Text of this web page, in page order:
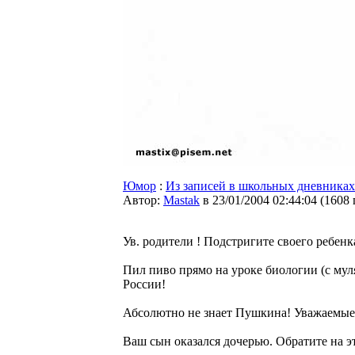
Юмор : Из записей в школьных
Автор: Мastak в 23/01/2004 02:44:04 (1608
Ув. родители ! Подстригите своего
Пил пиво прямо на уроке биологии (с
России!
Абсолютно не знает Пушкина!
Ваш сын оказался дочерью. Обратите на